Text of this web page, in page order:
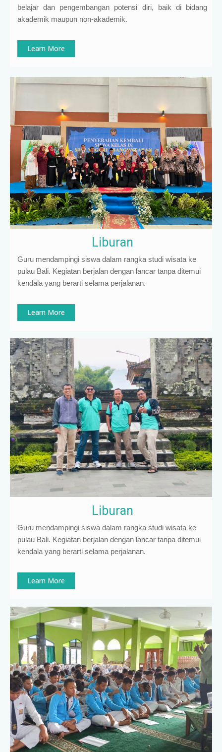
belajar dan pengembangan potensi diri, baik di bidang
akademik maupun non-akademik.
Learn More
Liburan
Guru mendampingi siswa dalam rangka studi wisata ke
pulau Bali. Kegiatan berjalan dengan lancar tanpa ditemui
kendala yang berarti selama perjalanan.
Learn More
Liburan
Guru mendampingi siswa dalam rangka studi wisata ke
pulau Bali. Kegiatan berjalan dengan lancar tanpa ditemui
kendala yang berarti selama perjalanan.
Learn More